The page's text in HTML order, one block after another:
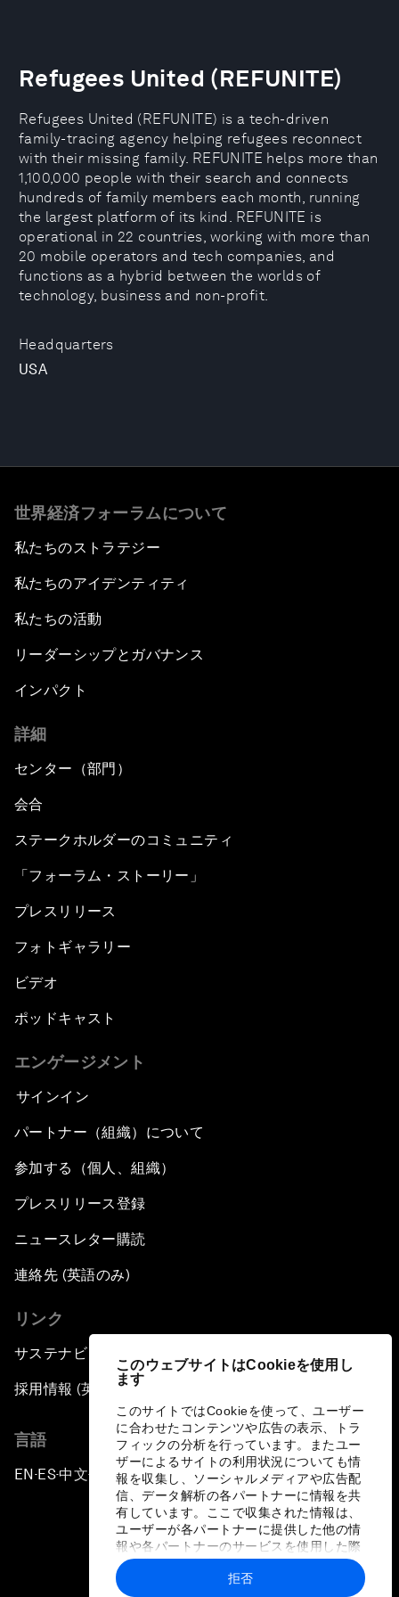
このウェブサイトはCookieを使用し
ます
このサイトではCookieを使って、ユーザー
に合わせたコンテンツや広告の表示、トラ
フィックの分析を行っています。またユー
ザーによるサイトの利用状況についても情
報を収集し、ソーシャルメディアや広告配
信、データ解析の各パートナーに情報を共
有しています。ここで収集された情報は、
ユーザーが各パートナーに提供した他の情
報や各パートナーのサービスを使用した際
に収集された情報と組み合わされ、各パー
トナーによって使用されることがありま
拒否
Headquarters
USA
Refugees United (REFUNITE)
Refugees United (REFUNITE) is a tech-driven
family-tracing agency helping refugees reconnect
with their missing family. REFUNITE helps more than
1,100,000 people with their search and connects
hundreds of family members each month, running
the largest platform of its kind. REFUNITE is
operational in 22 countries, working with more than
20 mobile operators and tech companies, and
functions as a hybrid between the worlds of
technology, business and non-profit.
世界経済フォーラムについて
私たちのストラテジー
私たちのアイデンティティ
私たちの活動
リーダーシップとガバナンス
インパクト
詳細
センター（部門）
会合
ステークホルダーのコミュニティ
「フォーラム・ストーリー」
プレスリリース
フォトギャラリー
ビデオ
ポッドキャスト
エンゲージメント
サインイン
パートナー（組織）について
参加する（個人、組織）
プレスリリース登録
ニュースレター購読
連絡先 (英語のみ)
リンク
サステナビリティへの取り組み
採用情報 (英語のみ)
言語
EN ▪ES▪中文▪ 日本語